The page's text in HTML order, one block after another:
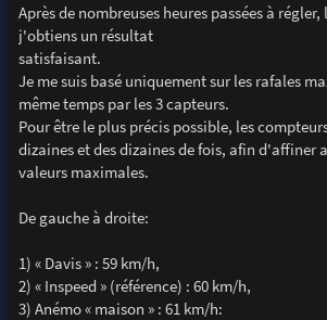
Après de nombreuses heures passées à
j'obtiens un résultat
satisfaisant.
Je me suis basé uniquement sur les rafales
même temps par les 3 capteurs.
Pour être le plus précis possible, les
dizaines et des dizaines de fois, afin d'affiner
valeurs maximales.
De gauche à droite:
1) « Davis » : 59 km/h,
2) « Inspeed » (référence) : 60 km/h,
3) Anémo « maison » : 61 km/h: